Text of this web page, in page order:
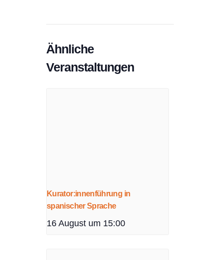
Ähnliche
Veranstaltungen
Kurator:innenführung in
spanischer Sprache
16 August um 15:00